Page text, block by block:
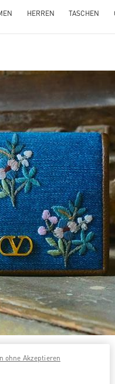
HERREN TASCHEN
SIE MEHR
Link Opens in New
ohne Akzeptieren